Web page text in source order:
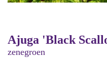
Ajuga 'Black
zenegroen